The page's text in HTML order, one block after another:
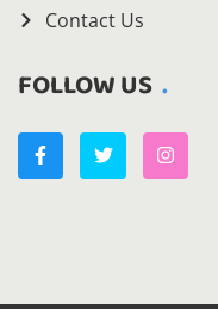
Contact Us
FOLLOW US